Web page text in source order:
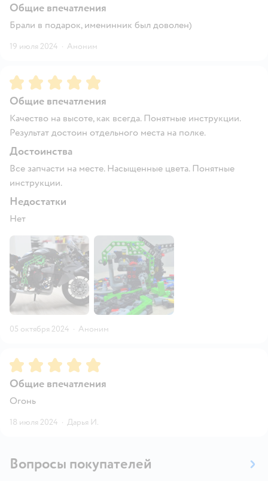
Общие впечатления
Брали в подарок, именинник был доволен)
19 июля 2024 · Аноним
Рейтинг:5
Общие впечатления
Качество на высоте, как всегда. Понятные инструкции.
Результат достоин отдельного места на полке.
Достоинства
Все запчасти на месте. Насыщенные цвета. Понятные
инструкции.
Недостатки
Нет
05 октября 2024 · Аноним
Рейтинг:5
Общие впечатления
Огонь
18 июля 2024 · Дарья И.
Вопросы покупателей